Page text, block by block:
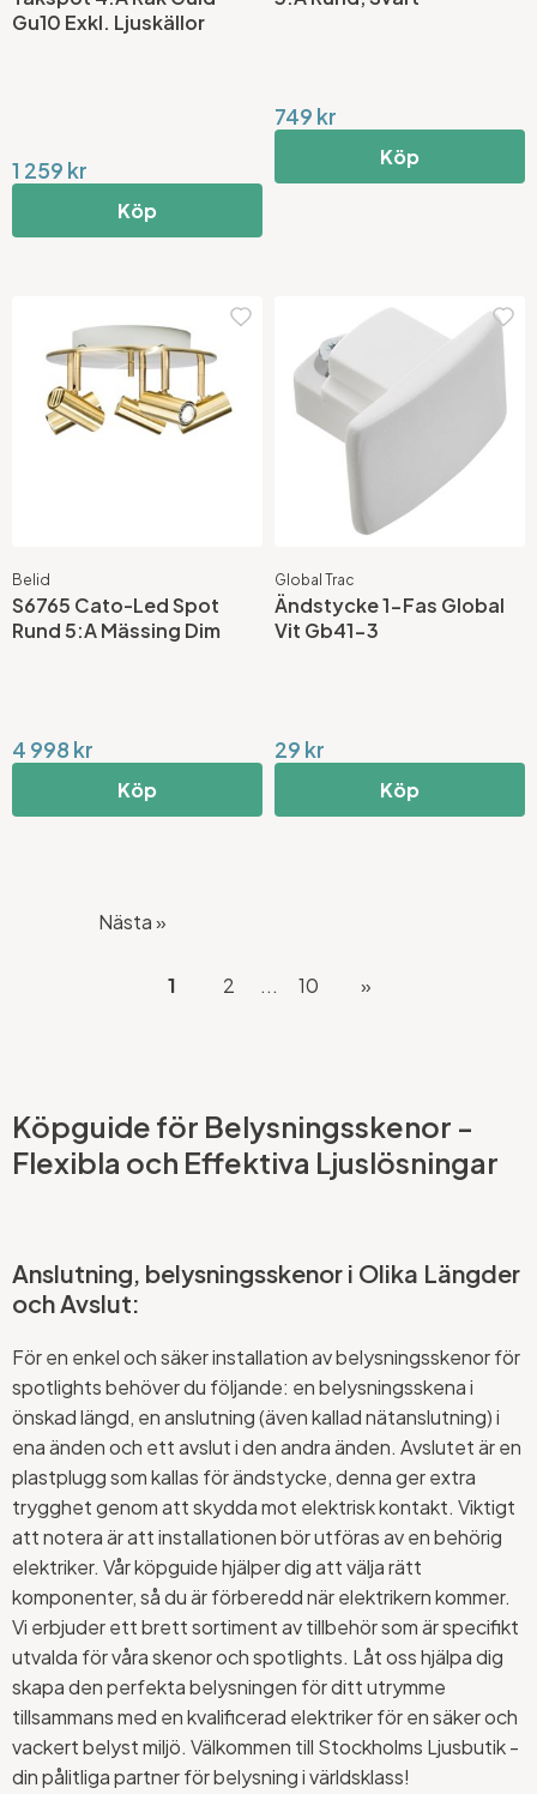
Gu10 Exkl. Ljuskällor
1 259 kr
Köp
749 kr
Köp
Belid
S6765 Cato-Led Spot
Rund 5:A Mässing Dim
4 998 kr
Köp
Global Trac
Ändstycke 1-Fas Global
Vit Gb41-3
29 kr
Köp
Nästa »
1 2 ... 10 »
Köpguide för Belysningsskenor -
Flexibla och Effektiva Ljuslösningar
Anslutning, belysningsskenor i Olika Längder
och Avslut:
För en enkel och säker installation av belysningsskenor för
spotlights behöver du följande: en belysningsskena i
önskad längd, en anslutning (även kallad nätanslutning) i
ena änden och ett avslut i den andra änden. Avslutet är en
plastplugg som kallas för ändstycke, denna ger extra
trygghet genom att skydda mot elektrisk kontakt. Viktigt
att notera är att installationen bör utföras av en behörig
elektriker. Vår köpguide hjälper dig att välja rätt
komponenter, så du är förberedd när elektrikern kommer.
Vi erbjuder ett brett sortiment av tillbehör som är specifikt
utvalda för våra skenor och spotlights. Låt oss hjälpa dig
skapa den perfekta belysningen för ditt utrymme
tillsammans med en kvalificerad elektriker för en säker och
vackert belyst miljö. Välkommen till Stockholms Ljusbutik -
din pålitliga partner för belysning i världsklass!